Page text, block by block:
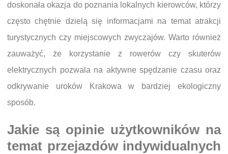
doskonała okazja do poznania lokalnych kierowców, którzy
często chętnie dzielą się informacjami na temat atrakcji
turystycznych czy miejscowych zwyczajów. Warto również
zauważyć, że korzystanie z rowerów czy skuterów
elektrycznych pozwala na aktywne spędzanie czasu oraz
odkrywanie uroków Krakowa w bardziej ekologiczny
sposób.
Jakie są opinie użytkowników na
temat przejazdów indywidualnych